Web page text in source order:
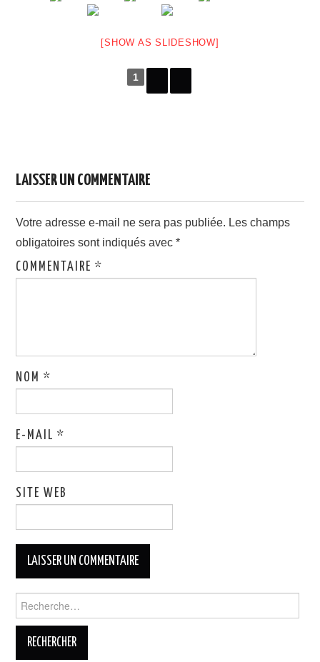
[SHOW AS SLIDESHOW]
1
LAISSER UN COMMENTAIRE
Votre adresse e-mail ne sera pas publiée. Les champs
obligatoires sont indiqués avec*
COMMENTAIRE*
NOM*
E-MAIL*
SITE WEB